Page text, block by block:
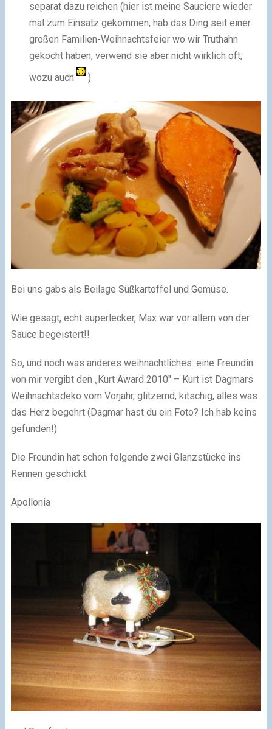
separat dazu reichen (hier ist meine Sauciere wieder
mal zum Einsatz gekommen, hab das Ding seit einer
großen Familien-Weihnachtsfeier wo wir Truthahn
gekocht haben, verwend sie aber nicht wirklich oft,
wozu auch
)
Bei uns gabs als Beilage Süßkartoffel und Gemüse.
Wie gesagt, echt superlecker, Max war vor allem von der
Sauce begeistert!!
So, und noch was anderes weihnachtliches: eine Freundin
von mir vergibt den „Kurt Award 2010″ – Kurt ist Dagmars
Weihnachtsdeko vom Vorjahr, glitzernd, kitschig, alles was
das Herz begehrt (Dagmar hast du ein Foto? Ich hab keins
gefunden!)
Die Freundin hat schon folgende zwei Glanzstücke ins
Rennen geschickt:
Apollonia